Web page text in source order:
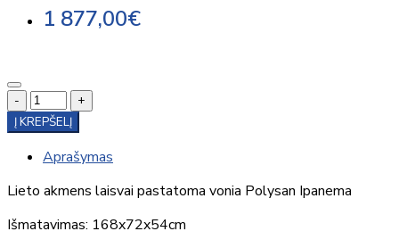
1 877,00€
-
+
Į KREPŠELĮ
Aprašymas
Lieto akmens laisvai pastatoma vonia Polysan Ipanema
Išmatavimas: 168x72x54cm